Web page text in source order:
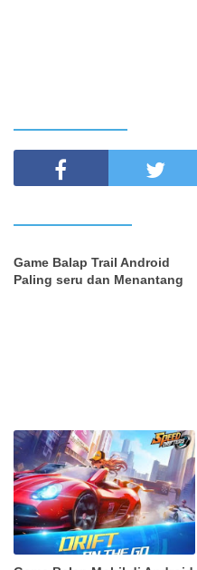
Game Balap Trail Android
Paling seru dan Menantang